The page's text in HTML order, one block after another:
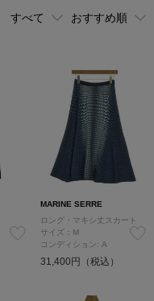
MARINE SERRE
ロング・マキシ丈スカート
サイズ：M
コンディション: A
31,400円（税込）